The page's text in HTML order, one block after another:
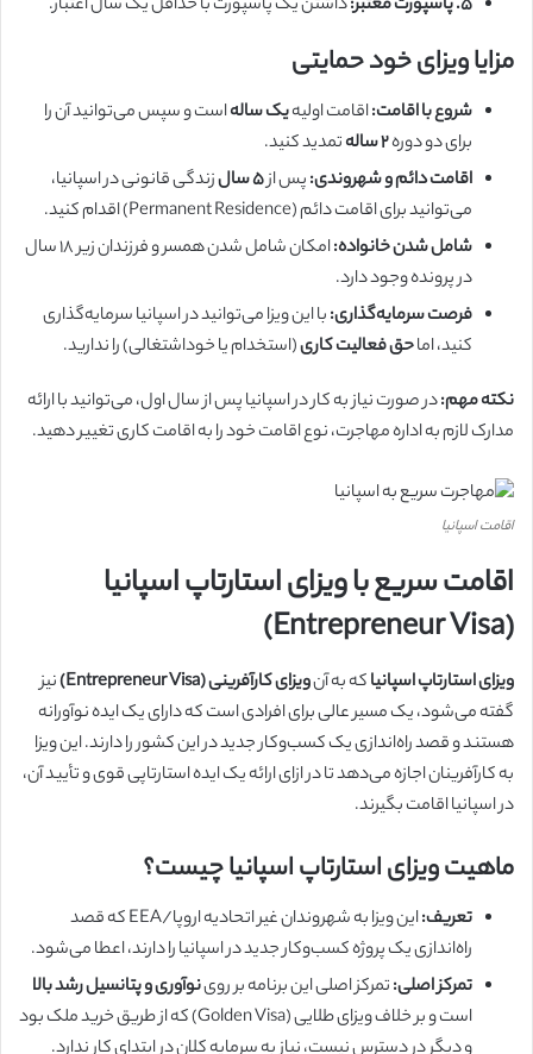
۵. پاسپورت معتبر:
داشتن یک پاسپورت با حداقل یک سال اعتبار.
مزایا ویزای خود حمایتی
شروع با اقامت:اقامت اولیهیک سالهاست و سپس می‌توانید آن را
برای دو دوره۲ ساله
تمدید کنید.
اقامت دائم و شهروندی:پس از۵ سال
زندگی قانونی در اسپانیا،
می‌توانید برای اقامت دائم (Permanent Residence) اقدام کنید.
شامل شدن خانواده:
امکان شامل شدن همسر و فرزندان زیر ۱۸ سال
در پرونده وجود دارد.
فرصت سرمایه‌گذاری:با این ویزا می‌توانید در اسپانیا سرمایه‌گذاری
کنید، اماحق فعالیت کاری(استخدام یا خوداشتغالی) را ندارید.
نکته مهم:در صورت نیاز به کار در اسپانیا پس از سال اول، می‌توانید با ارائه
مدارک لازم به اداره مهاجرت، نوع اقامت خود را به اقامت کاری تغییر دهید.
اقامت اسپانیا
اقامت سریع با ویزای استارتاپ اسپانیا
(Entrepreneur Visa)
ویزای استارتاپ اسپانیاکه به آنویزای کارآفرینی (Entrepreneur Visa)
نیز
گفته می‌شود، یک مسیر عالی برای افرادی است که دارای یک ایده نوآورانه
هستند و قصد راه‌اندازی یک کسب‌وکار جدید در این کشور را دارند. این ویزا
به کارآفرینان اجازه می‌دهد تا در ازای ارائه یک ایده استارتاپی قوی و تأیید آن،
در اسپانیا اقامت بگیرند.
ماهیت ویزای استارتاپ اسپانیا چیست؟
تعریف:
این ویزا به شهروندان غیر اتحادیه اروپا/EEA که قصد
راه‌اندازی یک پروژه کسب‌وکار جدید در اسپانیا را دارند، اعطا می‌شود.
تمرکز اصلی:تمرکز اصلی این برنامه بر روینوآوری و پتانسیل رشد بالا
است و بر خلاف ویزای طلایی (Golden Visa) که از طریق خرید ملک بود